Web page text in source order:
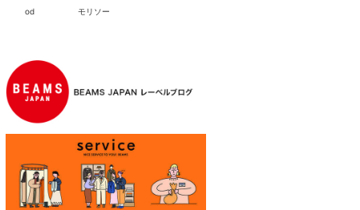
od モリソー